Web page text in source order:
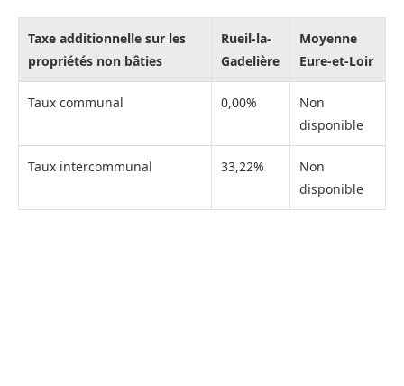
Taxe additionnelle sur les
propriétés non bâties
Rueil-la-
Gadelière
Moyenne
Eure-et-Loir
Taux communal 0,00%
Non
disponible
Taux intercommunal 33,22%
Non
disponible